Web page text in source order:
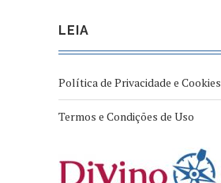
LEIA
Política de Privacidade e Cookies
Termos e Condições de Uso